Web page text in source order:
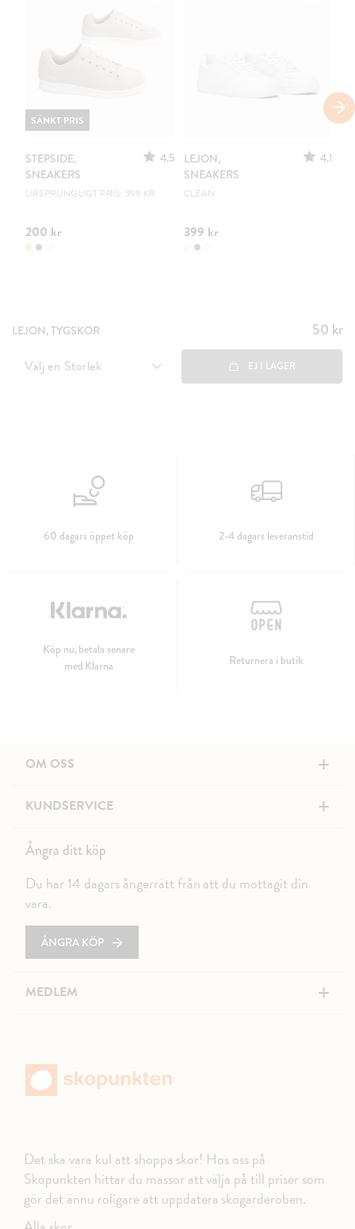
STEPSIDE,
SNEAKERS
4.5
URSPRUNGLIGT PRIS: 399 KR
200 kr
SÄNKT PRIS
LEJON,
SNEAKERS
4.1
CLEAN
399 kr
LEJON, TYGSKOR Pris:
50 kr
50 kr
Välj en Storlek EJ I LAGER
60 dagars öppet köp 2-4 dagars leveranstid
Köp nu, betala senare
med Klarna
Returnera i butik
OM OSS +
KUNDSERVICE +
Ångra ditt köp
Du har 14 dagars ångerrätt från att du mottagit din
vara.
ÅNGRA KÖP
MEDLEM +
Det ska vara kul att shoppa skor! Hos oss på
Skopunkten hittar du massor att välja på till priser som
gör det ännu roligare att uppdatera skogarderoben.